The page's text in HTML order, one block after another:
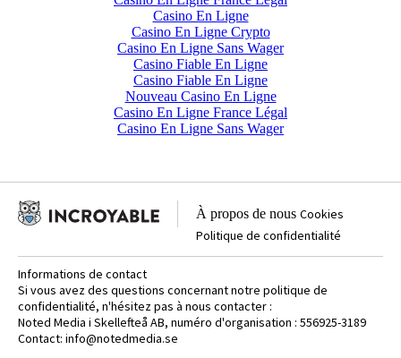
Casino En Ligne
Casino En Ligne Crypto
Casino En Ligne Sans Wager
Casino Fiable En Ligne
Casino Fiable En Ligne
Nouveau Casino En Ligne
Casino En Ligne France Légal
Casino En Ligne Sans Wager
À propos de nous Cookies
Politique de confidentialité
Informations de contact
Si vous avez des questions concernant notre politique de
confidentialité, n'hésitez pas à nous contacter :
Noted Media i Skellefteå AB, numéro d'organisation : 556925-3189
Contact: info@notedmedia.se